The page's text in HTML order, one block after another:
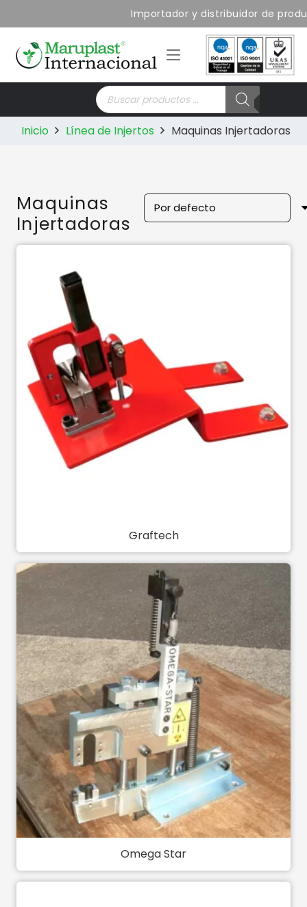
Importador y distribuidor de
Búsqueda
de
productos
Inicio Línea de Injertos Maquinas Injertadoras
Maquinas
Injertadoras
Graftech
Omega Star